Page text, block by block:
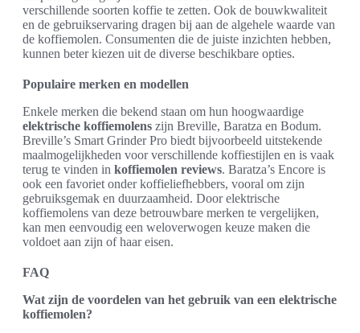
verschillende soorten koffie te zetten. Ook de bouwkwaliteit
en de gebruikservaring dragen bij aan de algehele waarde van
de koffiemolen. Consumenten die de juiste inzichten hebben,
kunnen beter kiezen uit de diverse beschikbare opties.
Populaire merken en modellen
Enkele merken die bekend staan om hun hoogwaardige
elektrische koffiemolens zijn Breville, Baratza en Bodum.
Breville’s Smart Grinder Pro biedt bijvoorbeeld uitstekende
maalmogelijkheden voor verschillende koffiestijlen en is vaak
terug te vinden in koffiemolen reviews. Baratza’s Encore is
ook een favoriet onder koffieliefhebbers, vooral om zijn
gebruiksgemak en duurzaamheid. Door elektrische
koffiemolens van deze betrouwbare merken te vergelijken,
kan men eenvoudig een weloverwogen keuze maken die
voldoet aan zijn of haar eisen.
FAQ
Wat zijn de voordelen van het gebruik van een elektrische
koffiemolen?